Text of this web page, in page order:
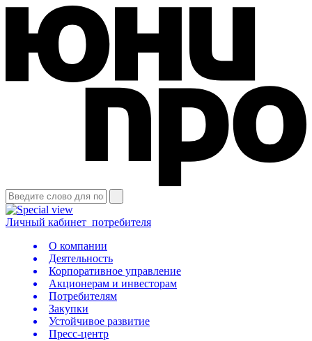
Личный кабинет потребителя
О компании
Деятельность
Корпоративное управление
Акционерам и инвесторам
Потребителям
Закупки
Устойчивое развитие
Пресс-центр